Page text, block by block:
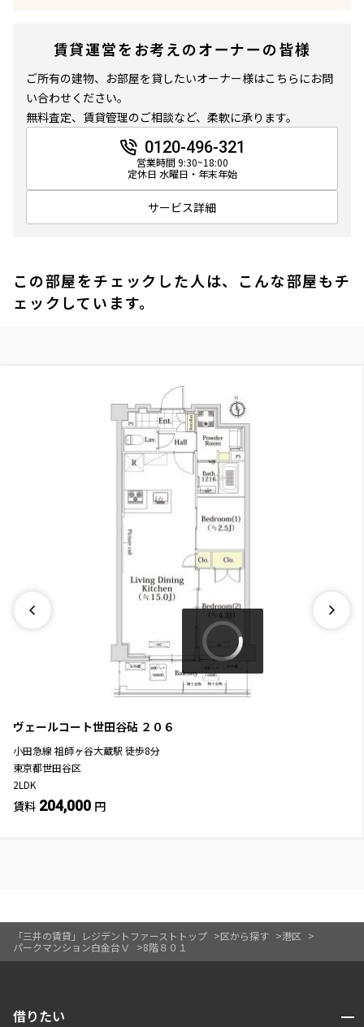
「三井の賃貸」レジデントファーストトップ 区から探す
港区
パークマンション白金台Ⅴ
8階８０１
賃貸運営をお考えのオーナーの皆様
ご所有の建物、お部屋を貸したいオーナー様はこちらにお問
い合わせください。
無料査定、賃貸管理のご相談など、柔軟に承ります。
0120-496-321
営業時間 9:30~18:00
定休日 水曜日・年末年始
サービス詳細
この部屋をチェックした人は、こんな部屋もチ
ェックしています。
ヴェールコート世田谷砧 ２０６
小田急線 祖師ヶ谷大蔵駅 徒歩8分
東京都世田谷区
2LDK
賃料 204,000 円
借りたい 開閉